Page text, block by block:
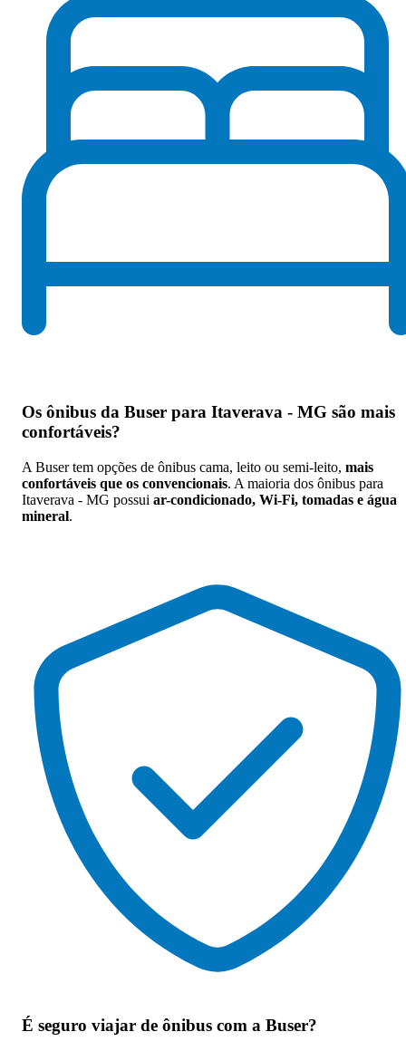
Os ônibus da Buser para Itaverava - MG são mais
confortáveis?
A Buser tem opções de ônibus cama, leito ou semi-leito, mais
confortáveis que os convencionais. A maioria dos ônibus para
Itaverava - MG possui ar-condicionado, Wi-Fi, tomadas e água
mineral.
É seguro viajar de ônibus com a Buser?